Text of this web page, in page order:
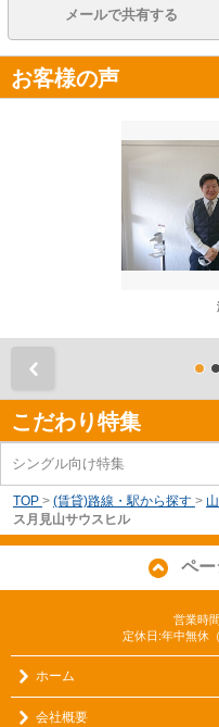
メールで共有する
お客様の声
こだわり特集
シングル向け特集
TOP > (賃貸)路線・駅から探す >
ス月見山サウスヒル
ペー
営業時
定休日:年中無休
ホーム
会社概要